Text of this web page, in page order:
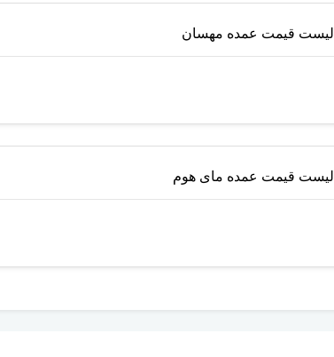
لیست قیمت عمده مهسان
لیست قیمت عمده مای هوم